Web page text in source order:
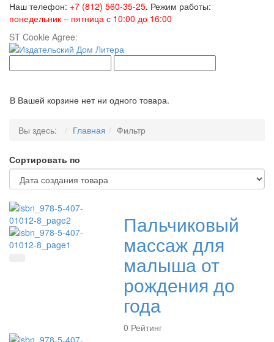
Наш телефон: +7 (812) 560-35-25. Режим работы:
понедельник – пятница с 10:00 до 16:00
ST Cookie Agree:
В Вашей корзине нет ни одного товара.
Вы здесь: Главная Фильтр
Сортировать по
Пальчиковый
массаж для
малыша от
рождения до
года
0 Рейтинг